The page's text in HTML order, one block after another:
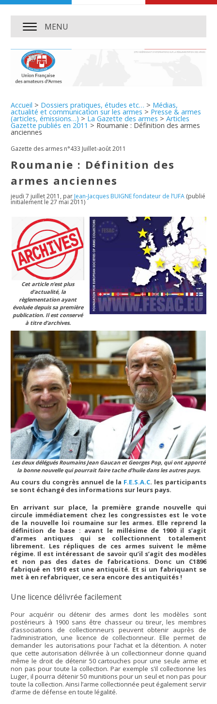
MENU
Accueil > Dossiers pratiques, études etc… > Médias,
actualité et communication sur les armes > Presse & armes
(articles, émissions…) > La Gazette des armes >Articles
Gazette publiés en 2011 > Roumanie : Définition des armes
anciennes
Gazette des armes n°433 Juillet-août 2011
Roumanie : Définition des
armes anciennes
jeudi 7 juillet 2011, par Jean-Jacques BUIGNE fondateur de l’UFA (publié
initialement le 27 mai 2011)
Cet article n’est plus
d’actualité, la
règlementation ayant
évoluée depuis sa première
publication. Il est conservé
à titre d’archives.
Les deux délégués Roumains Jean Gaucan et Georges Pop, qui ont apporté
la bonne nouvelle qui pourrait faire tache d’huile dans les autres pays.
Au cours du congrès annuel de la F.E.S.A.C. les participants
se sont échangé des informations sur leurs pays.
En arrivant sur place, la première grande nouvelle qui
circule immédiatement chez les congressistes est le vote
de la nouvelle loi roumaine sur les armes. Elle reprend la
définition de base : avant le millésime de 1900 il s’agit
d’armes antiques qui se collectionnent totalement
librement. Les répliques de ces armes suivent le même
régime. Il est intéressant de savoir qu’il s’agit des modèles
et non pas des dates de fabrications. Donc un C1896
fabriqué en 1910 est une antiquité. Et si un fabriquant se
met à en refabriquer, ce sera encore des antiquités !
Une licence délivrée facilement
Pour acquérir ou détenir des armes dont les modèles sont
postérieurs à 1900 sans être chasseur ou tireur, les membres
d’associations de collectionneurs peuvent obtenir auprès de
l’administration, une licence de collectionneur. Elle permet de
demander les autorisations pour l’achat et la détention. A noter
que cette autorisation délivrée à un collectionneur donne quand
même le droit de détenir 50 cartouches pour une seule arme et
non pas pour toute la collection. Par exemple s’il collectionne les
Luger, il pourra détenir 50 munitions pour un seul et non pas pour
toute la collection. Ainsi l’arme collectionnée peut également servir
d’arme de défense en toute légalité.